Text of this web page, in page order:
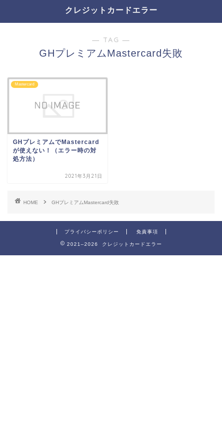
クレジットカードエラー
― TAG ―
GHプレミアムMastercard失敗
Mastercard
GHプレミアムでMastercard
が使えない！（エラー時の対
処方法）
2021年3月21日
HOME GHプレミアムMastercard失敗
プライバシーポリシー 免責事項
2021–2026 クレジットカードエラー